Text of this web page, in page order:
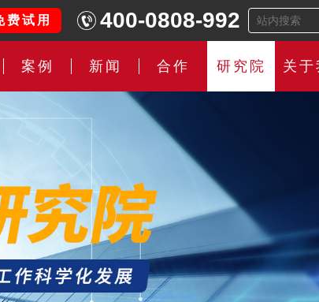
费试用 400-0808-992
案例 新闻 合作 研究院 关于